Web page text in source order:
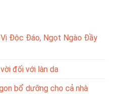
Độc Đáo, Ngọt Ngào Đầy
đối với làn da
bổ dưỡng cho cả nhà